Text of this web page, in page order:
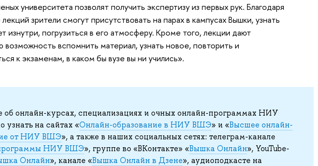
университета позволят получить экспертизу из первых рук. Благодаря
зрители смогут присутствовать на парах в кампусах Вышки, узнать
изнутри, погрузиться в его атмосферу. Кроме того, лекции дают
возможность вспомнить материал, узнать новое, повторить и
к экзаменам, в каком бы вузе вы ни учились».
об онлайн-курсах, специализациях и очных онлайн-программах НИУ
на сайтах «Онлайн-образование в НИУ ВШЭ» и «Высшее онлайн-
от НИУ ВШЭ», а также в наших социальных сетях: телеграм-канале
НИУ ВШЭ», группе во «ВКонтакте» «Вышка Онлайн», YouTube-
Онлайн», канале «Вышка Онлайн в Дзене», аудиоподкасте на